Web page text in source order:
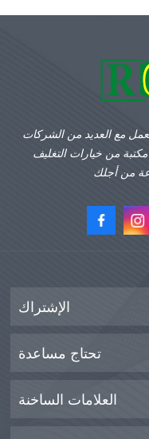
مع العديد من الشركات
من خيارات التغليف
الإشتراك
تحتاج مساعدة
العلامات الساخنة